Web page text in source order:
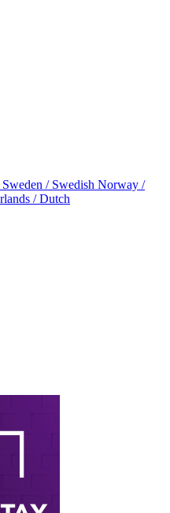
Sweden / Swedish Norway /
/ Dutch